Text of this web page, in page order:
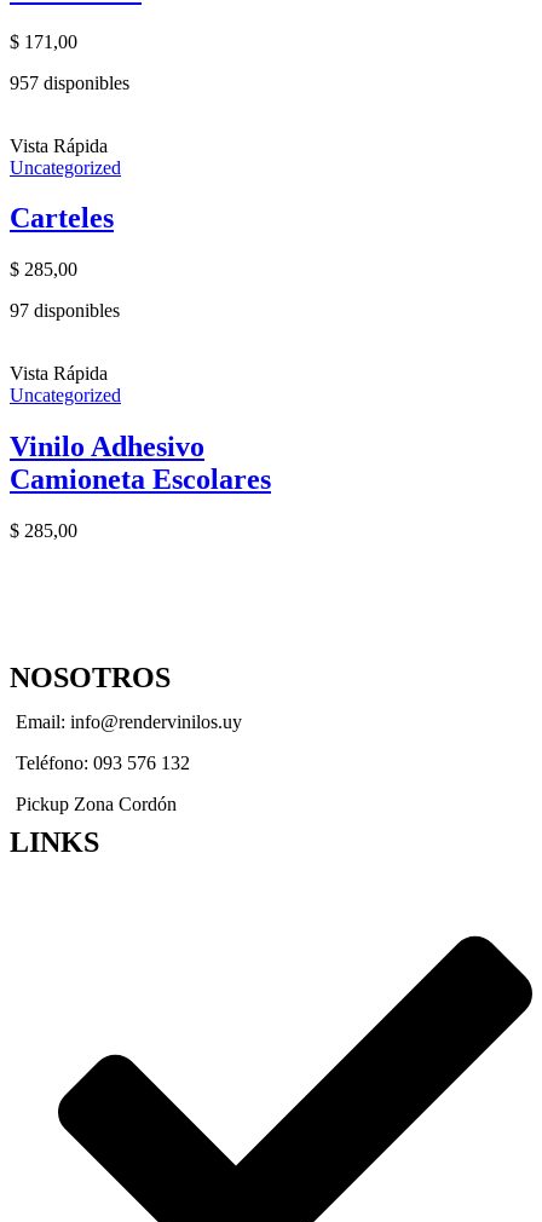
$ 171,00
957 disponibles
Vista Rápida
Uncategorized
Carteles
$ 285,00
97 disponibles
Vista Rápida
Uncategorized
Vinilo Adhesivo
Camioneta Escolares
$ 285,00
NOSOTROS
Email: info@rendervinilos.uy
Teléfono: 093 576 132
Pickup Zona Cordón
LINKS